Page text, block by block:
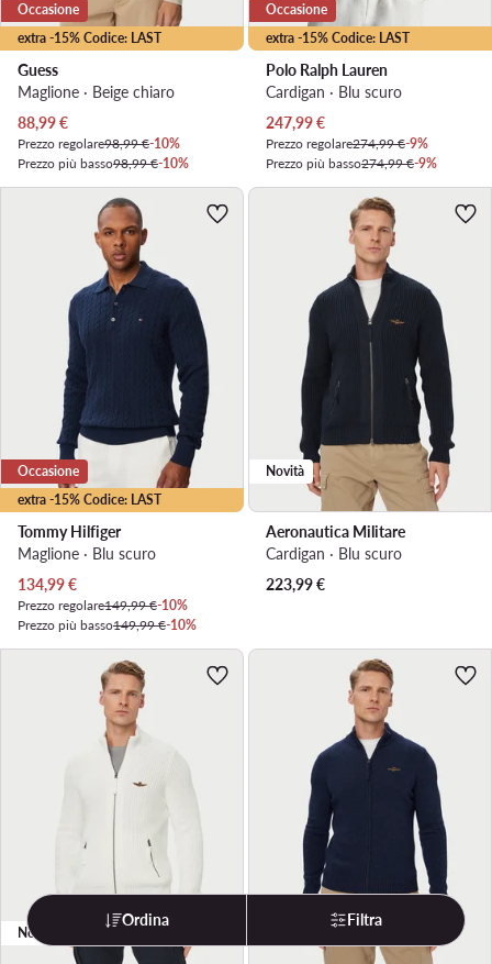
extra -15% Codice: LAST
Occasione
Guess
Maglione · Beige chiaro
Prezzo attuale
88,99€
Prezzo regolare98,99 €-10%
Prezzo più basso98,99 €-10%
extra -15% Codice: LAST
Occasione
Polo Ralph Lauren
Cardigan · Blu scuro
Prezzo attuale
247,99€
Prezzo regolare274,99 €-9%
Prezzo più basso274,99 €-9%
extra -15% Codice: LAST
Occasione
Tommy Hilfiger
Maglione · Blu scuro
Prezzo attuale
134,99€
Prezzo regolare149,99 €-10%
Prezzo più basso149,99 €-10%
Novità
Aeronautica Militare
Cardigan · Blu scuro
223,99€
Novità
Ordina Filtra